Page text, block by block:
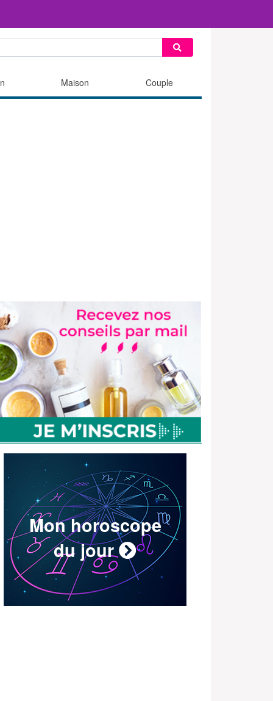
Maison Couple
Mon horoscope
du jour